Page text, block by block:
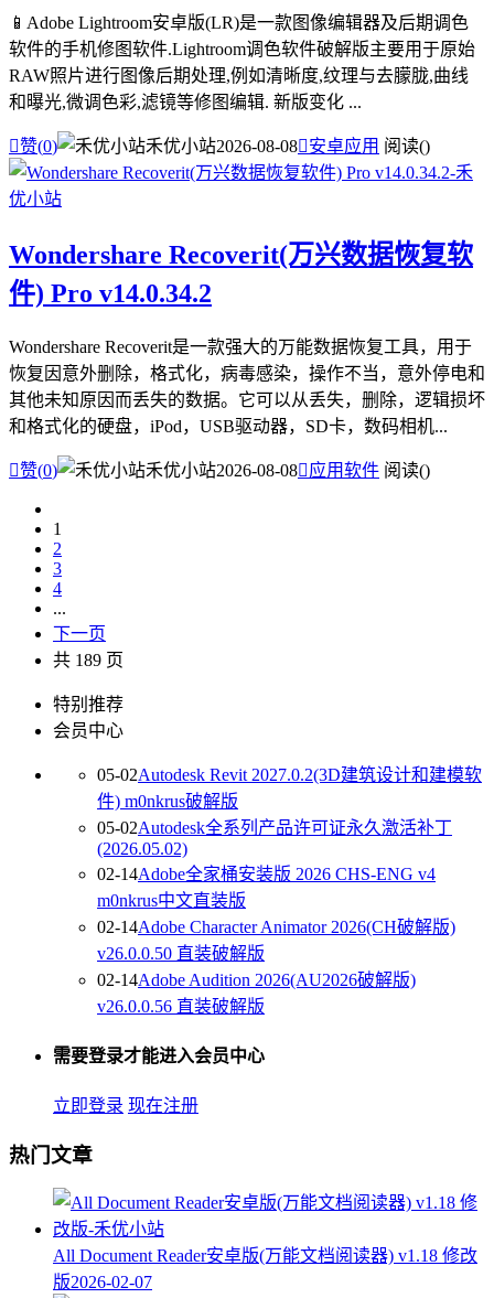
📱Adobe Lightroom安卓版(LR)是一款图像编辑器及后期调色
软件的手机修图软件.Lightroom调色软件破解版主要用于原始
RAW照片进行图像后期处理,例如清晰度,纹理与去朦胧,曲线
和曝光,微调色彩,滤镜等修图编辑. 新版变化 ...
赞(0) 禾优小站2026-08-08安卓应用 阅读()
Wondershare Recoverit(万兴数据恢复软
件) Pro v14.0.34.2
Wondershare Recoverit是一款强大的万能数据恢复工具，用于
恢复因意外删除，格式化，病毒感染，操作不当，意外停电和
其他未知原因而丢失的数据。它可以从丢失，删除，逻辑损坏
和格式化的硬盘，iPod，USB驱动器，SD卡，数码相机...
赞(0) 禾优小站2026-08-08应用软件 阅读()
1
2
3
4
...
下一页
共 189 页
特别推荐
会员中心
05-02Autodesk Revit 2027.0.2(3D建筑设计和建模软
件) m0nkrus破解版
05-02Autodesk全系列产品许可证永久激活补丁
(2026.05.02)
02-14Adobe全家桶安装版 2026 CHS-ENG v4
m0nkrus中文直装版
02-14Adobe Character Animator 2026(CH破解版)
v26.0.0.50 直装破解版
02-14Adobe Audition 2026(AU2026破解版)
v26.0.0.56 直装破解版
需要登录才能进入会员中心
立即登录 现在注册
热门文章
All Document Reader安卓版(万能文档阅读器) v1.18 修改
版2026-02-07